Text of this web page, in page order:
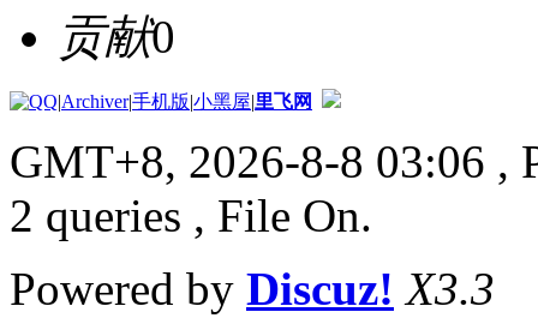
贡献0
|Archiver|手机版|小黑屋|里飞网
GMT+8, 2026-8-8 03:06 ,
2 queries , File On.
Powered by Discuz! X3.3